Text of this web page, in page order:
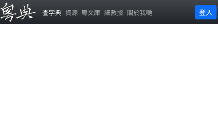
查字典 資源 粵文庫 細數據 關於我哋 登入